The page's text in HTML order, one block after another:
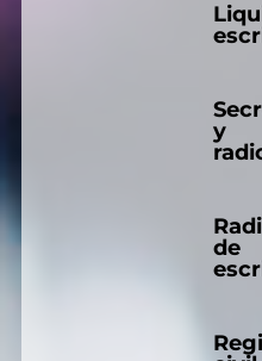
y
de